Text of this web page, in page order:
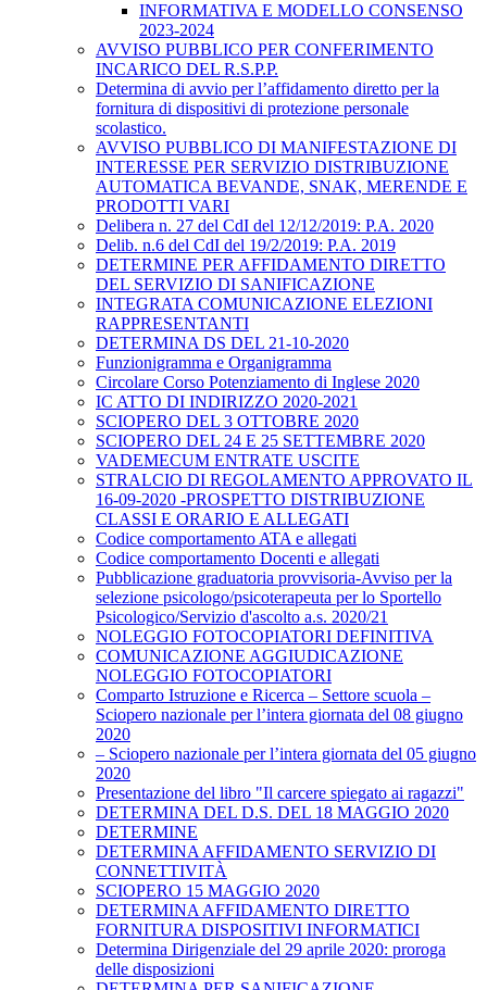
INFORMATIVA E MODELLO CONSENSO
2023-2024
AVVISO PUBBLICO PER CONFERIMENTO
INCARICO DEL R.S.P.P.
Determina di avvio per l’affidamento diretto per la
fornitura di dispositivi di protezione personale
scolastico.
AVVISO PUBBLICO DI MANIFESTAZIONE DI
INTERESSE PER SERVIZIO DISTRIBUZIONE
AUTOMATICA BEVANDE, SNAK, MERENDE E
PRODOTTI VARI
Delibera n. 27 del CdI del 12/12/2019: P.A. 2020
Delib. n.6 del CdI del 19/2/2019: P.A. 2019
DETERMINE PER AFFIDAMENTO DIRETTO
DEL SERVIZIO DI SANIFICAZIONE
INTEGRATA COMUNICAZIONE ELEZIONI
RAPPRESENTANTI
DETERMINA DS DEL 21-10-2020
Funzionigramma e Organigramma
Circolare Corso Potenziamento di Inglese 2020
IC ATTO DI INDIRIZZO 2020-2021
SCIOPERO DEL 3 OTTOBRE 2020
SCIOPERO DEL 24 E 25 SETTEMBRE 2020
VADEMECUM ENTRATE USCITE
STRALCIO DI REGOLAMENTO APPROVATO IL
16-09-2020 -PROSPETTO DISTRIBUZIONE
CLASSI E ORARIO E ALLEGATI
Codice comportamento ATA e allegati
Codice comportamento Docenti e allegati
Pubblicazione graduatoria provvisoria-Avviso per la
selezione psicologo/psicoterapeuta per lo Sportello
Psicologico/Servizio d'ascolto a.s. 2020/21
NOLEGGIO FOTOCOPIATORI DEFINITIVA
COMUNICAZIONE AGGIUDICAZIONE
NOLEGGIO FOTOCOPIATORI
Comparto Istruzione e Ricerca – Settore scuola –
Sciopero nazionale per l’intera giornata del 08 giugno
2020
– Sciopero nazionale per l’intera giornata del 05 giugno
2020
Presentazione del libro "Il carcere spiegato ai ragazzi"
DETERMINA DEL D.S. DEL 18 MAGGIO 2020
DETERMINE
DETERMINA AFFIDAMENTO SERVIZIO DI
CONNETTIVITÀ
SCIOPERO 15 MAGGIO 2020
DETERMINA AFFIDAMENTO DIRETTO
FORNITURA DISPOSITIVI INFORMATICI
Determina Dirigenziale del 29 aprile 2020: proroga
delle disposizioni